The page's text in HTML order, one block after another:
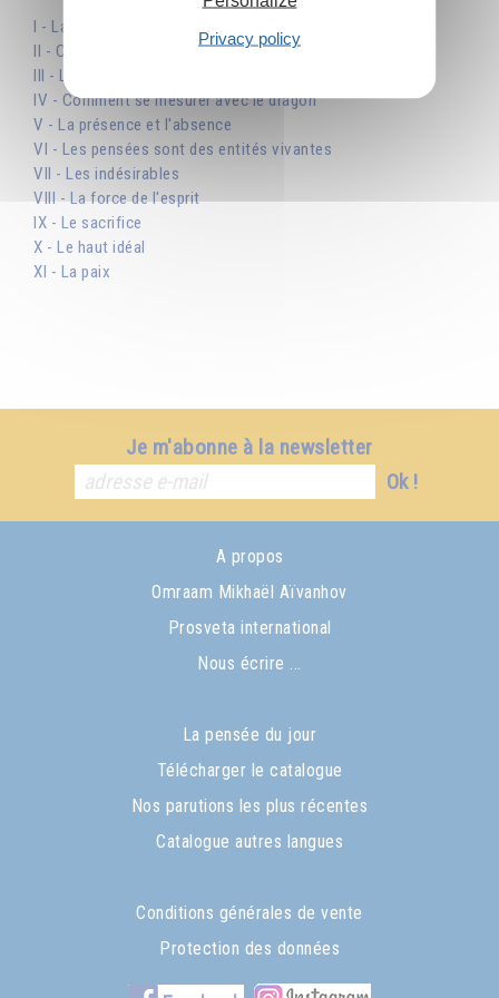
I - La vie
II - Caractère et tempérament
III - Le bien et le mal
IV - Comment se mesurer avec le dragon
V - La présence et l'absence
VI - Les pensées sont des entités vivantes
VII - Les indésirables
VIII - La force de l'esprit
IX - Le sacrifice
X - Le haut idéal
XI - La paix
Je m'abonne à la newsletter
Ok !
A propos
Omraam Mikhaël Aïvanhov
Prosveta international
Nous écrire ...
La pensée du jour
Télécharger le catalogue
Nos parutions les plus récentes
Catalogue autres langues
Conditions générales de vente
Protection des données
Privacy policy